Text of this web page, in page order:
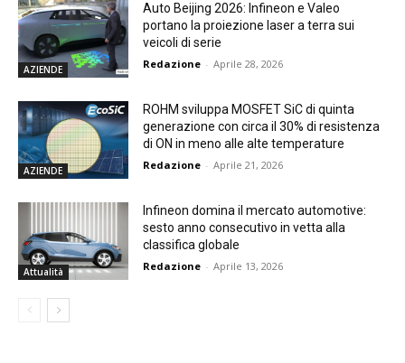
AZIENDE
Auto Beijing 2026: Infineon e Valeo
portano la proiezione laser a terra sui
veicoli di serie
Redazione - Aprile 28, 2026
AZIENDE
ROHM sviluppa MOSFET SiC di quinta
generazione con circa il 30% di resistenza
di ON in meno alle alte temperature
Redazione - Aprile 21, 2026
Attualità
Infineon domina il mercato automotive:
sesto anno consecutivo in vetta alla
classifica globale
Redazione - Aprile 13, 2026